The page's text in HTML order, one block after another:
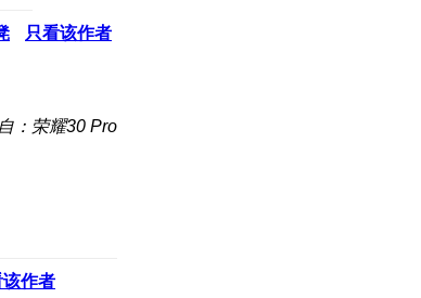
只看该作者
：荣耀30 Pro
作者